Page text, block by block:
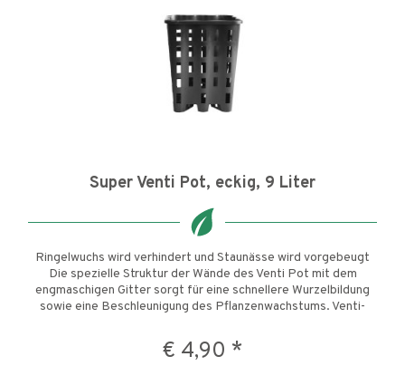
Super Venti Pot, eckig, 9 Liter
Ringelwuchs wird verhindert und Staunässe wird vorgebeugt
Die spezielle Struktur der Wände des Venti Pot mit dem
engmaschigen Gitter sorgt für eine schnellere Wurzelbildung
sowie eine Beschleunigung des Pflanzenwachstums. Venti-
€ 4,90 *